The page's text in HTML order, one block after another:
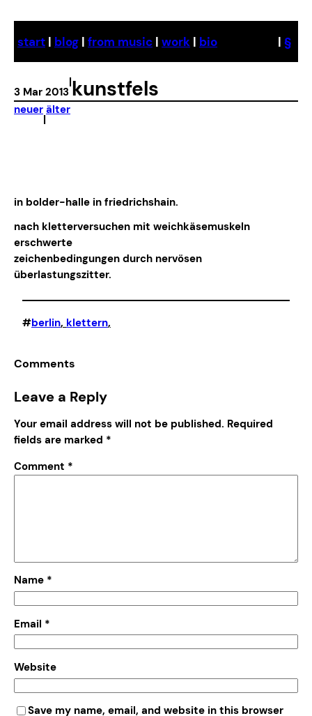
content
start | blog | from music | work | bio | §
3 Mar 2013
|kunstfels
neuer
|
älter
in bolder-halle in friedrichshain.
nach kletterversuchen mit weichkäsemuskeln
erschwerte
zeichenbedingungen durch nervösen
überlastungszitter.
#berlin, klettern,
Comments
Leave a Reply
Your email address will not be published. Required
fields are marked *
Comment *
Name *
Email *
Website
Save my name, email, and website in this browser